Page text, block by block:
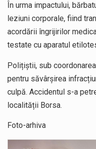
În urma impactului,
leziuni corporale, fiind
acordării îngrijirilor
testate cu aparatul
Polițiștii, sub
pentru săvârșirea
culpă. Accidentul s-a
localității Borsa.
Foto-arhiva